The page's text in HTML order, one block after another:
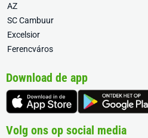
AZ
SC Cambuur
Excelsior
Ferencváros
Download de app
Volg ons op social media